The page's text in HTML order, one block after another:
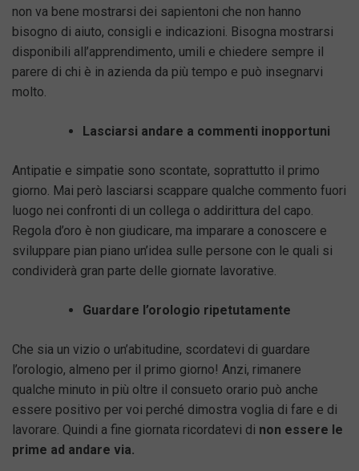
non va bene mostrarsi dei sapientoni che non hanno
bisogno di aiuto, consigli e indicazioni. Bisogna mostrarsi
disponibili all’apprendimento, umili e chiedere sempre il
parere di chi è in azienda da più tempo e può insegnarvi
molto.
Lasciarsi andare a commenti inopportuni
Antipatie e simpatie sono scontate, soprattutto il primo
giorno. Mai però lasciarsi scappare qualche commento fuori
luogo nei confronti di un collega o addirittura del capo.
Regola d’oro è non giudicare, ma imparare a conoscere e
sviluppare pian piano un’idea sulle persone con le quali si
condividerà gran parte delle giornate lavorative.
Guardare l’orologio ripetutamente
Che sia un vizio o un’abitudine, scordatevi di guardare
l’orologio, almeno per il primo giorno! Anzi, rimanere
qualche minuto in più oltre il consueto orario può anche
essere positivo per voi perché dimostra voglia di fare e di
lavorare. Quindi a fine giornata ricordatevi di non essere le
prime ad andare via.